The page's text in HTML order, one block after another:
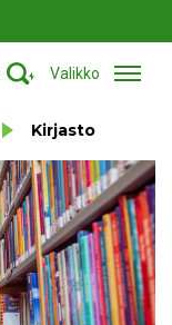
Valikko
Kirjasto